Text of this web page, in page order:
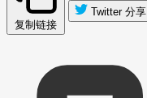
复制链接
Twitter 分享